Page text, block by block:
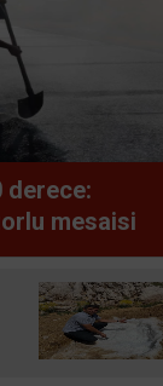
derece:
mesaisi